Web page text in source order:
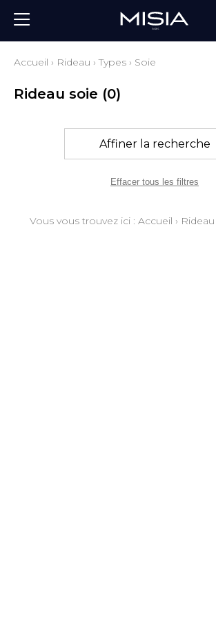
Accueil › Rideau ›Types › Soie
Rideau soie (0)
Affiner la recherche
Effacer tous les filtres
Vous vous trouvez ici : Accueil › Rideau